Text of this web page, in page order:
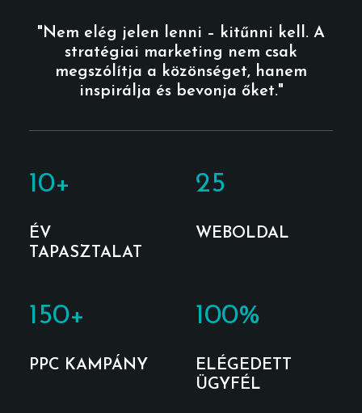
"Nem elég jelen lenni – kitűnni kell. A
stratégiai marketing nem csak
megszólítja a közönséget, hanem
inspirálja és bevonja őket."
10+
ÉV
TAPASZTALAT
25
WEBOLDAL
150+
PPC KAMPÁNY
100%
ELÉGEDETT
ÜGYFÉL